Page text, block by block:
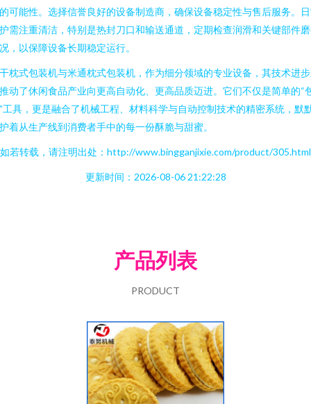
可能性。选择信誉良好的设备制造商，确保设备稳定性与售后服务。
需注重清洁，特别是热封刀口和输送通道，定期检查润滑和关键部件
，以保障设备长期稳定运行。
枕式包装机与米通枕式包装机，作为细分领域的专业设备，其技术进
动了休闲食品产业向更高自动化、更高品质迈进。它们不仅是简单的“
工具，更是融合了机械工程、材料科学与自动控制技术的精密系统，默
着从生产线到消费者手中的每一份酥脆与甜蜜。
如若转载，请注明出处：http://www.bingganjixie.com/product/305.html
更新时间：2026-08-06 21:22:28
产品列表
PRODUCT